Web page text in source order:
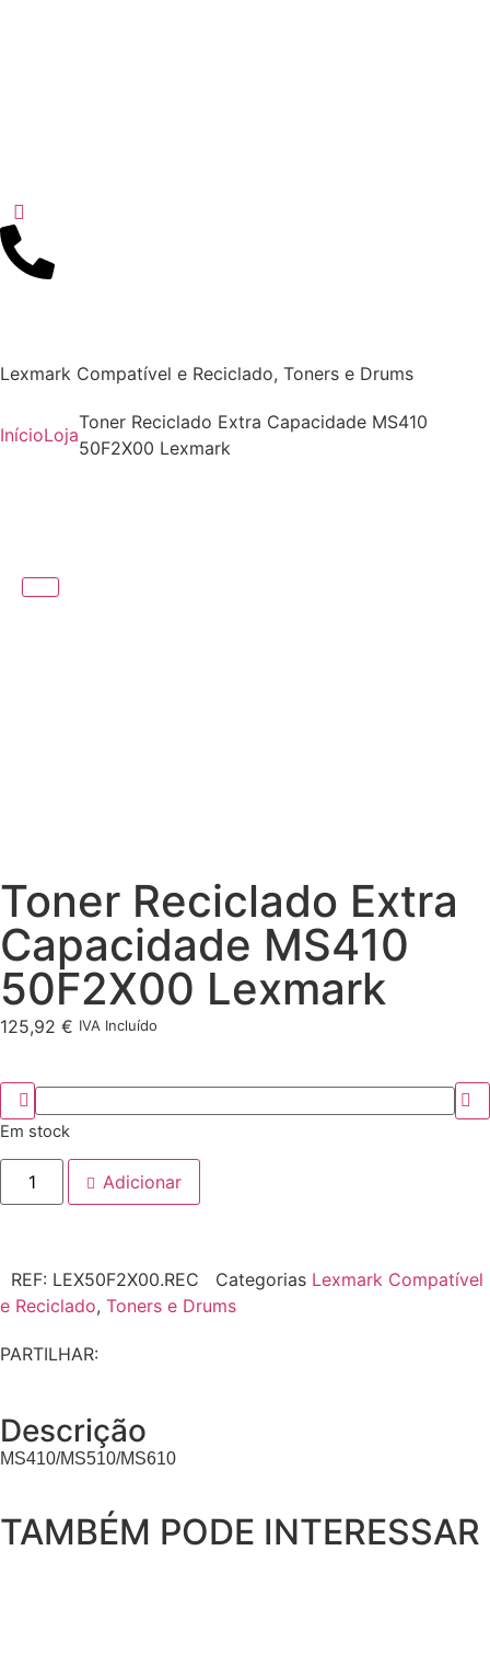
Lexmark Compatível e Reciclado, Toners e Drums
InícioLoja
Toner Reciclado Extra Capacidade MS410
50F2X00 Lexmark
Toner Reciclado Extra
Capacidade MS410
50F2X00 Lexmark
125,92 € IVA Incluído
Em stock
Adicionar
REF: LEX50F2X00.REC Categorias Lexmark Compatível
e Reciclado, Toners e Drums
PARTILHAR:
Descrição
MS410/MS510/MS610
TAMBÉM PODE INTERESSAR